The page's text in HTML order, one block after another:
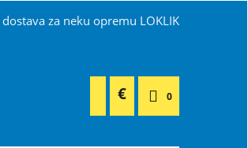
za neku opremu LOKLIK
0
€